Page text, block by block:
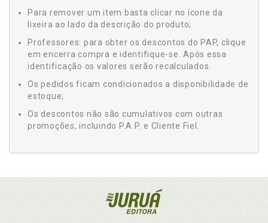
Para remover um item basta clicar no ícone da
lixeira ao lado da descrição do produto;
Professores: para obter os descontos do PAP, clique
em encerra compra e identifique-se. Após essa
identificação os valores serão recalculados.
Os pedidos ficam condicionados a disponibilidade de
estoque;
Os descontos não são cumulativos com outras
promoções, incluindo P.A.P. e Cliente Fiel.